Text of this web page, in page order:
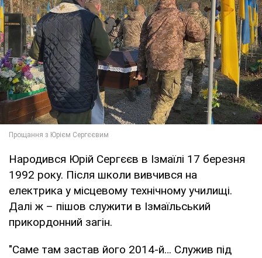
Народився Юрій Сергєєв в Ізмаїлі 17 березня
1992 року. Після школи вивчився на
електрика у місцевому технічному училищі.
Далі ж – пішов служити в Ізмаїльський
прикордонний загін.
"Саме там застав його 2014-й… Служив під